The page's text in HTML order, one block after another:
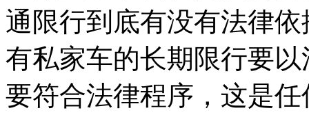
通限行到底有没有法律
有私家车的长期限行要
要符合法律程序，这是